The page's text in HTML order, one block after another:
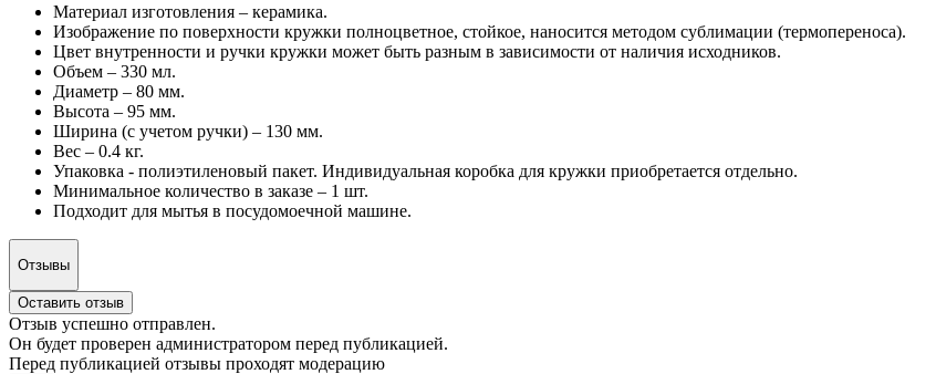
Материал изготовления – керамика.
Изображение по поверхности кружки полноцветное, стойкое, наносится методом сублимации (термопереноса).
Цвет внутренности и ручки кружки может быть разным в зависимости от наличия исходников.
Объем – 330 мл.
Диаметр – 80 мм.
Высота – 95 мм.
Ширина (с учетом ручки) – 130 мм.
Вес – 0.4 кг.
Упаковка - полиэтиленовый пакет. Индивидуальная коробка для кружки приобретается отдельно.
Минимальное количество в заказе – 1 шт.
Подходит для мытья в посудомоечной машине.
Отзывы
Оставить отзыв
Отзыв успешно отправлен.
Он будет проверен администратором перед публикацией.
Перед публикацией отзывы проходят модерацию